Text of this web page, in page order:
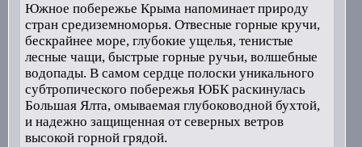
Южное побережье Крыма напоминает природу
стран средиземноморья. Отвесные горные кручи,
бескрайнее море, глубокие ущелья, тенистые
лесные чащи, быстрые горные ручьи, волшебные
водопады. В самом сердце полоски уникального
субтропического побережья ЮБК раскинулась
Большая Ялта, омываемая глубоководной бухтой,
и надежно защищенная от северных ветров
высокой горной грядой.